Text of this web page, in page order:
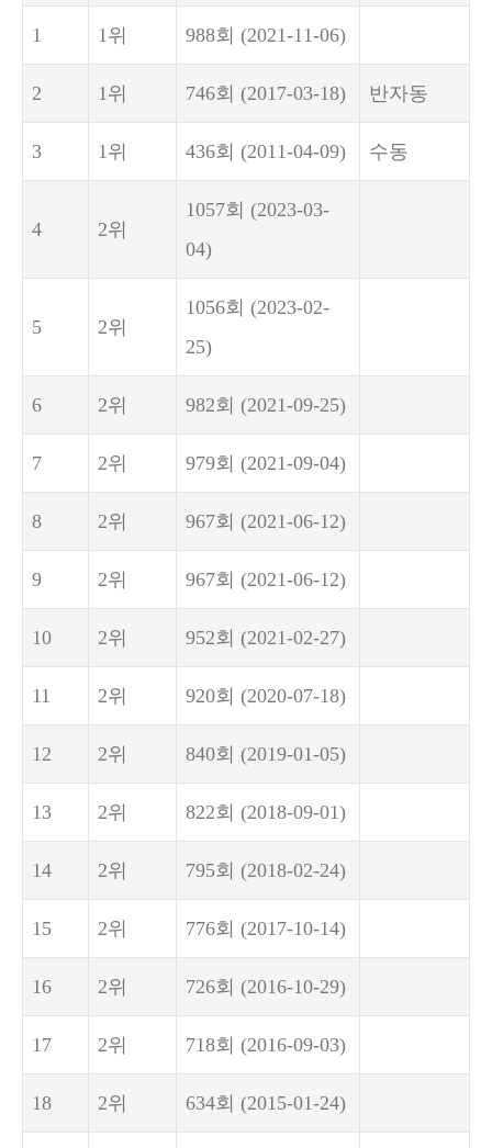
1 1위 988회 (2021-11-06)
2 1위 746회 (2017-03-18) 반자동
3 1위 436회 (2011-04-09) 수동
4 2위
1057회 (2023-03-
04)
5 2위
1056회 (2023-02-
25)
6 2위 982회 (2021-09-25)
7 2위 979회 (2021-09-04)
8 2위 967회 (2021-06-12)
9 2위 967회 (2021-06-12)
10 2위 952회 (2021-02-27)
11 2위 920회 (2020-07-18)
12 2위 840회 (2019-01-05)
13 2위 822회 (2018-09-01)
14 2위 795회 (2018-02-24)
15 2위 776회 (2017-10-14)
16 2위 726회 (2016-10-29)
17 2위 718회 (2016-09-03)
18 2위 634회 (2015-01-24)